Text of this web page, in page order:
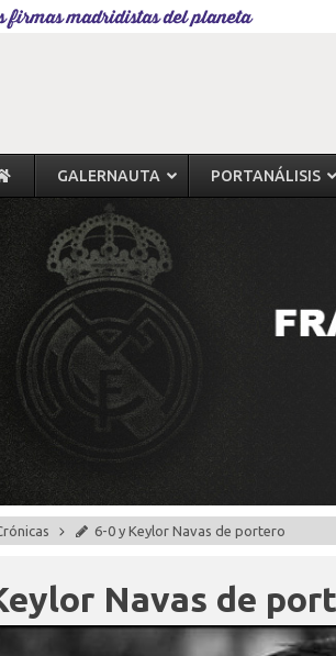
firmas madridistas del planeta
GALERNAUTA PORTANÁLISIS
6-0 y Keylor Navas de portero
Navas de